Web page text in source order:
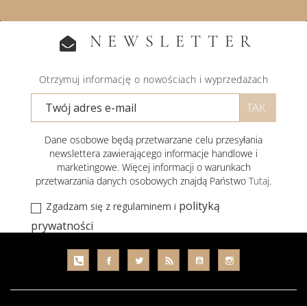
NEWSLETTER
Otrzymuj informację o nowościach i wyprzedażach
Dane osobowe będą przetwarzane celu przesyłania
newslettera zawierającego informacje handlowe i
marketingowe. Więcej informacji o warunkach
przetwarzania danych osobowych znajdą Państwo Tutaj.
Zgadzam się z regulaminem i polityką
prywatności